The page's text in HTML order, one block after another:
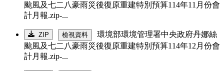
颱風及七二八豪雨災後復原重建特別預算114年11月份會
計月報.zip-...
ZIP 檢視資料
環境部環境管理署中央政府丹娜絲
颱風及七二八豪雨災後復原重建特別預算114年12月份會
計月報.zip-...